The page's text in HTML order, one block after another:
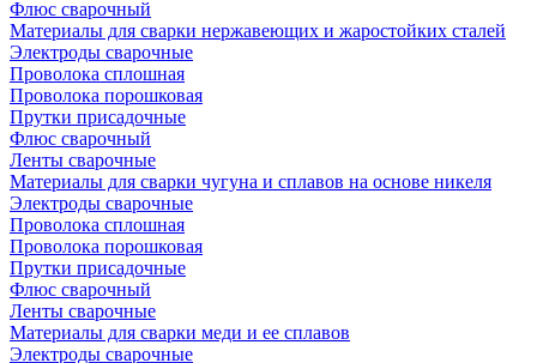
Флюс сварочный
Материалы для сварки нержавеющих и жаростойких сталей
Электроды сварочные
Проволока сплошная
Проволока порошковая
Прутки присадочные
Флюс сварочный
Ленты сварочные
Материалы для сварки чугуна и сплавов на основе никеля
Электроды сварочные
Проволока сплошная
Проволока порошковая
Прутки присадочные
Флюс сварочный
Ленты сварочные
Материалы для сварки меди и ее сплавов
Электроды сварочные